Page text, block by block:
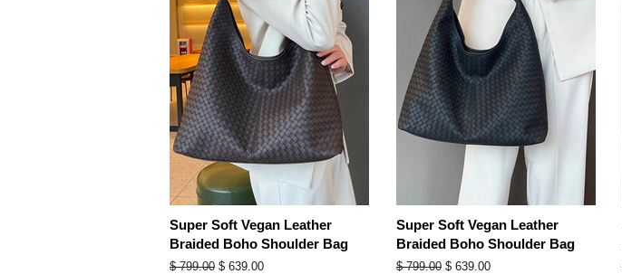
Super Soft Vegan Leather
Braided Boho Shoulder Bag
Precio
$ 799.00 Precio
$ 639.00
Super Soft Vegan Leather
Braided Boho Shoulder Bag
Precio
$ 799.00 Precio
$ 639.00